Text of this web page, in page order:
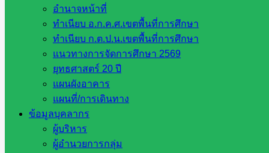
อำนาจหน้าที่
ทำเนียบ อ.ก.ค.ศ.เขตพื้นที่การศึกษา
ทำเนียบ ก.ต.ป.น.เขตพื้นที่การศึกษา
แนวทางการจัดการศึกษา 2569
ยุทธศาสตร์ 20 ปี
แผนผังอาคาร
แผนที่/การเดินทาง
ข้อมูลบุคลากร
ผู้บริหาร
ผู้อำนวยการกลุ่ม
สพป.สระแก้ว เขต 2 ประชุมวางแผนการนิ
ธันวาคม 31, 2024ธันวาคม 31, 2024
วันศุกร์ ที่ 27 ธันวาคม พ.ศ. 2567 นายสมคิด แตงพรม ผู้อำ […]
หน่วยงานที่เกี่ยวข้อง